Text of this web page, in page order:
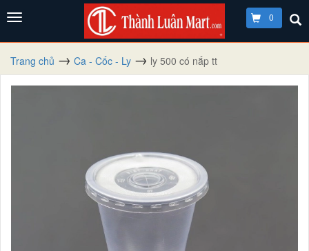
0
Trang chủ Ca - Cốc - Ly ly 500 có nắp tt